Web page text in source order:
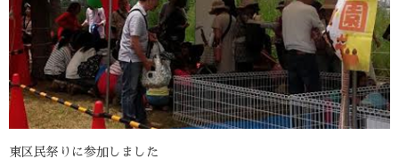
東区民祭りに参加しました